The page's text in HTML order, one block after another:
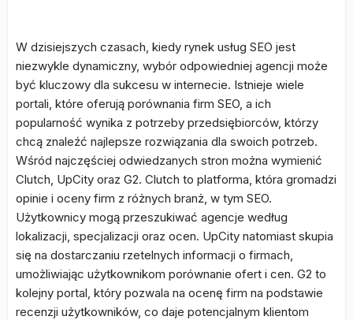
W dzisiejszych czasach, kiedy rynek usług SEO jest
niezwykle dynamiczny, wybór odpowiedniej agencji może
być kluczowy dla sukcesu w internecie. Istnieje wiele
portali, które oferują porównania firm SEO, a ich
popularność wynika z potrzeby przedsiębiorców, którzy
chcą znaleźć najlepsze rozwiązania dla swoich potrzeb.
Wśród najczęściej odwiedzanych stron można wymienić
Clutch, UpCity oraz G2. Clutch to platforma, która gromadzi
opinie i oceny firm z różnych branż, w tym SEO.
Użytkownicy mogą przeszukiwać agencje według
lokalizacji, specjalizacji oraz ocen. UpCity natomiast skupia
się na dostarczaniu rzetelnych informacji o firmach,
umożliwiając użytkownikom porównanie ofert i cen. G2 to
kolejny portal, który pozwala na ocenę firm na podstawie
recenzji użytkowników, co daje potencjalnym klientom